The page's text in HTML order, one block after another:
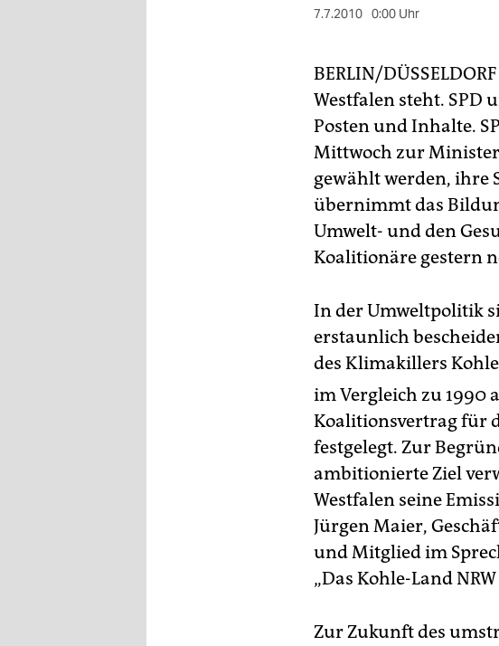
7.7.2010 0:00 Uhr
BERLIN/DÜSSELDORF
Westfalen steht. SPD
Posten und Inhalte.
Mittwoch zur
gewählt werden, ihre
übernimmt das
Umwelt- und den
Koalitionäre gestern
In der Umweltpolitik
erstaunlich
des Klimakillers
im Vergleich zu 1990
Koalitionsvertrag für
festgelegt. Zur
ambitionierte Ziel
Westfalen seine
Jürgen Maier,
und Mitglied im
„Das Kohle-Land
Zur Zukunft des